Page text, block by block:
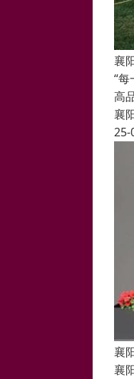
襄
“
高
襄
25-
襄
襄